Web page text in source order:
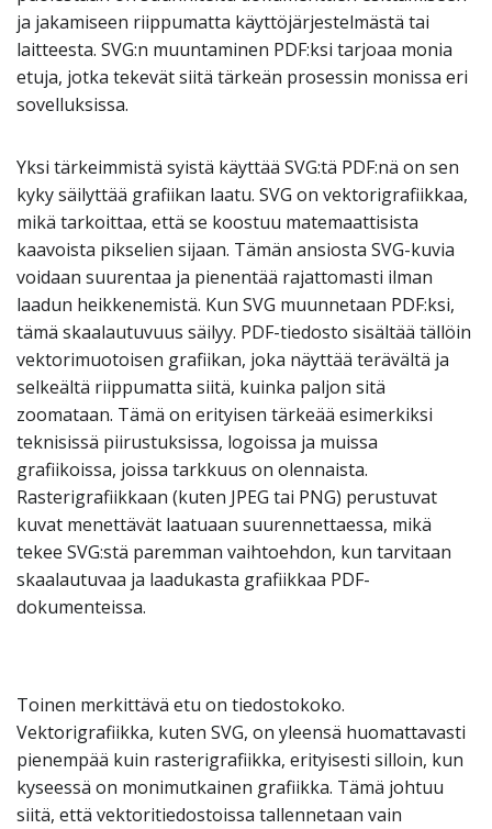
ja jakamiseen riippumatta käyttöjärjestelmästä tai
laitteesta. SVG:n muuntaminen PDF:ksi tarjoaa monia
etuja, jotka tekevät siitä tärkeän prosessin monissa eri
sovelluksissa.
Yksi tärkeimmistä syistä käyttää SVG:tä PDF:nä on sen
kyky säilyttää grafiikan laatu. SVG on vektorigrafiikkaa,
mikä tarkoittaa, että se koostuu matemaattisista
kaavoista pikselien sijaan. Tämän ansiosta SVG-kuvia
voidaan suurentaa ja pienentää rajattomasti ilman
laadun heikkenemistä. Kun SVG muunnetaan PDF:ksi,
tämä skaalautuvuus säilyy. PDF-tiedosto sisältää tällöin
vektorimuotoisen grafiikan, joka näyttää terävältä ja
selkeältä riippumatta siitä, kuinka paljon sitä
zoomataan. Tämä on erityisen tärkeää esimerkiksi
teknisissä piirustuksissa, logoissa ja muissa
grafiikoissa, joissa tarkkuus on olennaista.
Rasterigrafiikkaan (kuten JPEG tai PNG) perustuvat
kuvat menettävät laatuaan suurennettaessa, mikä
tekee SVG:stä paremman vaihtoehdon, kun tarvitaan
skaalautuvaa ja laadukasta grafiikkaa PDF-
dokumenteissa.
Toinen merkittävä etu on tiedostokoko.
Vektorigrafiikka, kuten SVG, on yleensä huomattavasti
pienempää kuin rasterigrafiikka, erityisesti silloin, kun
kyseessä on monimutkainen grafiikka. Tämä johtuu
siitä, että vektoritiedostoissa tallennetaan vain